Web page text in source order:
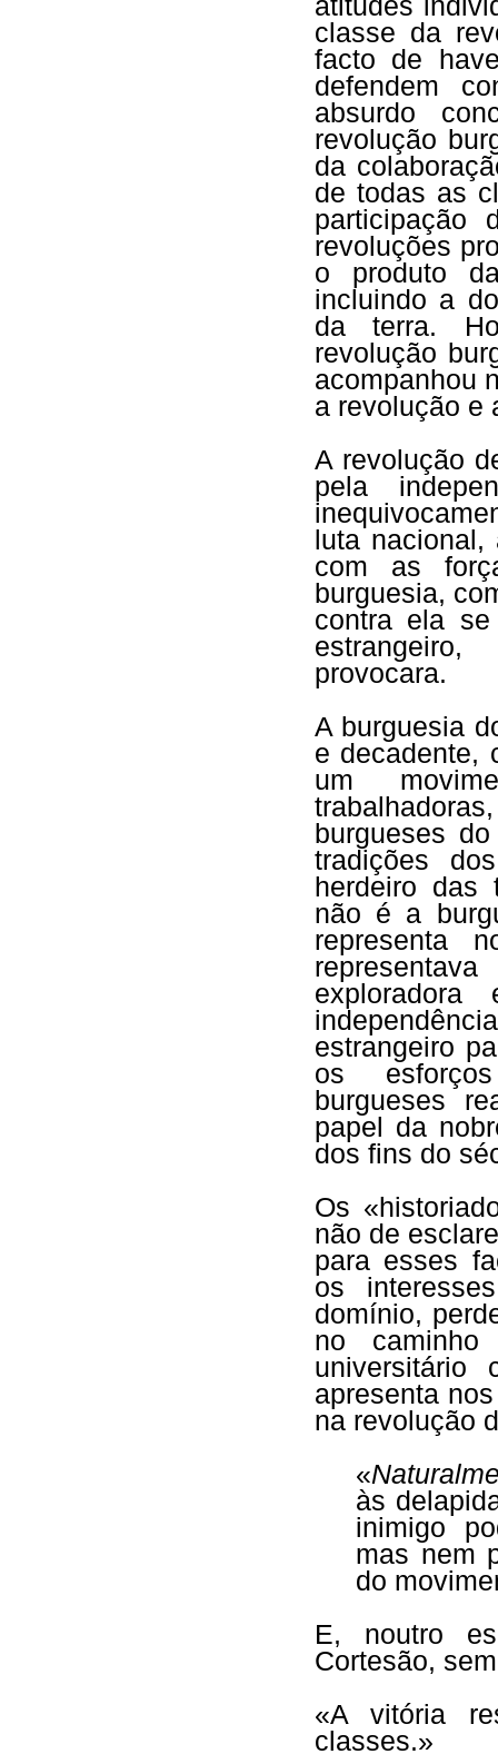
atitudes
classe da
facto de
defendem
absurdo
revolução
da
de todas as
participação
revoluções
o produto
incluindo a
da terra.
revolução
acompanhou
a revolução e
A revolução
pela
luta
com as
burguesia,
contra ela
provocara.
A burguesia
e decadente,
um
burgueses
tradições
herdeiro das
não é a
representa
estrangeiro
os
burgueses
papel da
dos fins do
Os
não de
para esses
os
domínio,
no
universitário
apresenta
na revolução
«
às
inimigo
mas nem
do
E, noutro
Cortesão,
«A vitória
classes.»